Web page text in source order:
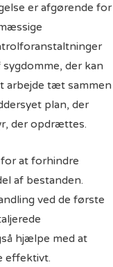
er afgørende for
der kan
arbejde tæt sammen
plan, der
der opdrættes.
at forhindre
af bestanden.
ved de første
hjælpe med at
effektivt.